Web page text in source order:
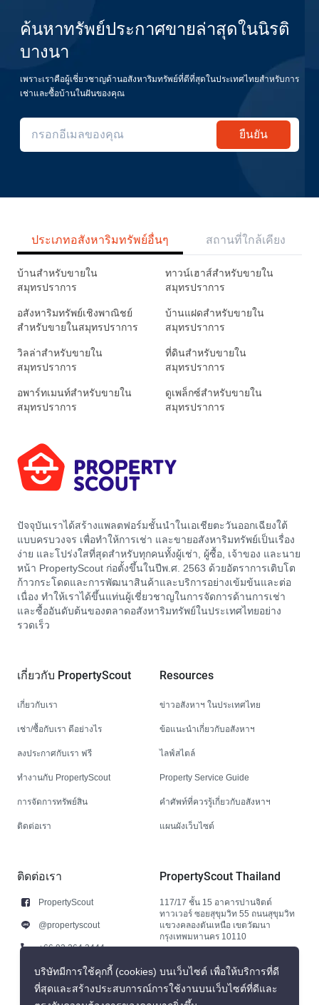
ค้นหาทรัพย์ประกาศขายล่าสุดในนิรติ
บางนา
เพราะเราคือผู้เชี่ยวชาญด้านอสังหาริมทรัพย์ที่ดีที่สุดในประเทศไทยสำหรับการ
เช่าและซื้อบ้านในฝันของคุณ
ยืนยัน
ประเภทอสังหาริมทรัพย์อื่นๆ สถานที่ใกล้เคียง
บ้านสำหรับขายใน
สมุทรปราการ
ทาวน์เฮาส์สำหรับขายใน
สมุทรปราการ
อสังหาริมทรัพย์เชิงพาณิชย์
สำหรับขายในสมุทรปราการ
บ้านแฝดสำหรับขายใน
สมุทรปราการ
วิลล่าสำหรับขายใน
สมุทรปราการ
ที่ดินสำหรับขายใน
สมุทรปราการ
อพาร์ทเมนท์สำหรับขายใน
สมุทรปราการ
ดูเพล็กซ์สำหรับขายใน
สมุทรปราการ
ปัจจุบันเราได้สร้างแพลตฟอร์มชั้นนำในเอเชียตะวันออกเฉียงใต้
แบบครบวงจร เพื่อทำให้การเช่า และขายอสังหาริมทรัพย์เป็นเรื่อง
ง่าย และโปร่งใสที่สุดสำหรับทุกคนทั้งผู้เช่า, ผู้ซื้อ, เจ้าของ และนาย
หน้า PropertyScout ก่อตั้งขึ้นในปีพ.ศ. 2563 ด้วยอัตราการเติบโต
ก้าวกระโดดและการพัฒนาสินค้าและบริการอย่างเข้มข้นและต่อ
เนื่อง ทำให้เราได้ขึ้นแท่นผู้เชี่ยวชาญในการจัดการด้านการเช่า
และซื้ออันดับต้นของตลาดอสังหาริมทรัพย์ในประเทศไทยอย่าง
รวดเร็ว
เกี่ยวกับ PropertyScout
เกี่ยวกับเรา
เช่า/ซื้อกับเรา ดีอย่างไร
ลงประกาศกับเรา ฟรี
ทำงานกับ PropertyScout
การจัดการทรัพย์สิน
ติดต่อเรา
Resources
ข่าวอสังหาฯ ในประเทศไทย
ข้อแนะนำเกี่ยวกับอสังหาฯ
ไลฟ์สไตล์
Property Service Guide
คำศัพท์ที่ควรรู้เกี่ยวกับอสังหาฯ
แผนผังเว็บไซต์
ติดต่อเรา
PropertyScout
@propertyscout
+66 92 264 3444
+66 92 264 3444
contact@propertyscout.co.th
PropertyScout Thailand
117/17 ชั้น 15 อาคารปานจิตต์
ทาวเวอร์ ซอยสุขุมวิท 55 ถนนสุขุมวิท
แขวงคลองตันเหนือ เขตวัฒนา
กรุงเทพมหานคร 10110
บริษัทมีการใช้คุกกี้ (cookies) บนเว็บไซต์ เพื่อให้บริการที่ดี
ที่สุดและสร้างประสบการณ์การใช้งานบนเว็บไซต์ที่ดีและ